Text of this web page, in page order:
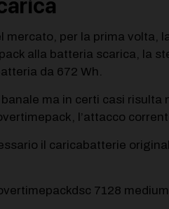
mercato, per la prima
alla batteria scarica, la
da 672 Wh.
ma in certi casi
l’attacco
il caricabatterie